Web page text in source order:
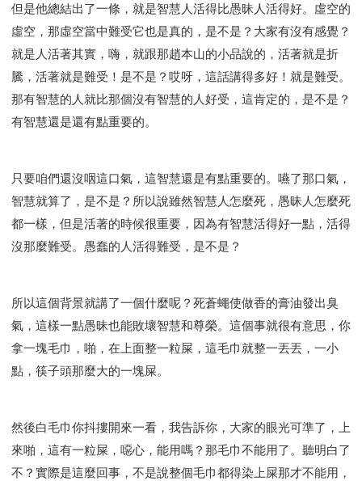
但是他總結出了一條，就是智慧人活得比愚昧人活得好。虛空的
虛空，那虛空當中難受它也是真的，是不是？大家有沒有感覺？
就是人活著其實，嗨，就跟那趙本山的小品說的，活著就是折
騰，活著就是難受！是不是？哎呀，這話講得多好！就是難受。
那有智慧的人就比那個沒有智慧的人好受，這肯定的，是不是？
有智慧還是還有點重要的。
只要咱們還沒咽這口氣，這智慧還是有點重要的。嚥了那口氣，
智慧就算了，是不是？所以說雖然智慧人怎麼死，愚昧人怎麼死
都一樣，但是活著的時候很重要，因為有智慧活得好一點，活得
沒那麼難受。愚蠢的人活得難受，是不是？
所以這個背景就講了一個什麼呢？死蒼蠅使做香的膏油發出臭
氣，這樣一點愚昧也能敗壞智慧和尊榮。這個事就很有意思，你
拿一塊毛巾，啪，在上面整一粒屎，這毛巾就整一丟丟，一小
點，筷子頭那麼大的一塊屎。
然後白毛巾你抖摟開來一看，我告訴你，大家的眼光可準了，上
來啪，這有一粒屎，噁心，能用嗎？那毛巾不能用了。聽明白了
不？實際是這麼回事，不是說整個毛巾都得染上屎那才不能用，